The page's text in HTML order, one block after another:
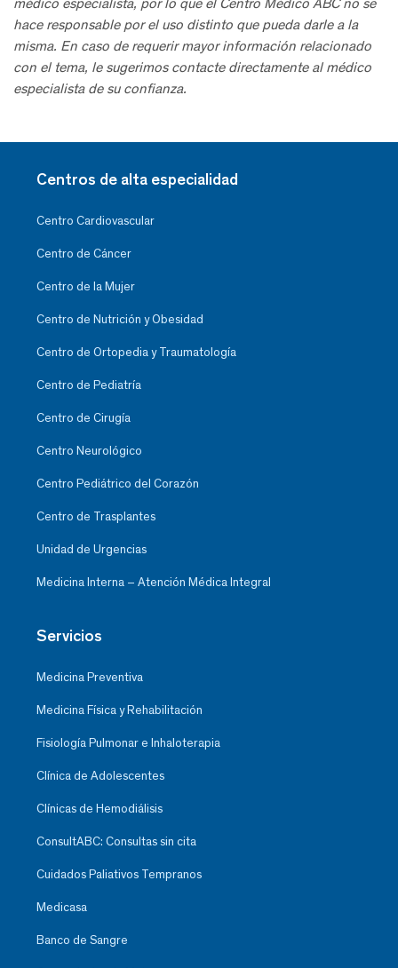
hace responsable por el uso distinto que pueda darle a la
misma. En caso de requerir mayor información relacionado
con el tema, le sugerimos contacte directamente al médico
especialista de su confianza.
Centros de alta especialidad
Centro Cardiovascular
Centro de Cáncer
Centro de la Mujer
Centro de Nutrición y Obesidad
Centro de Ortopedia y Traumatología
Centro de Pediatría
Centro de Cirugía
Centro Neurológico
Centro Pediátrico del Corazón
Centro de Trasplantes
Unidad de Urgencias
Medicina Interna – Atención Médica Integral
Servicios
Medicina Preventiva
Medicina Física y Rehabilitación
Fisiología Pulmonar e Inhaloterapia
Clínica de Adolescentes
Clínicas de Hemodiálisis
ConsultABC: Consultas sin cita
Cuidados Paliativos Tempranos
Medicasa
Banco de Sangre